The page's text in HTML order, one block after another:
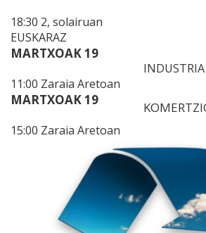
18:30 2, solairuan
EUSKARAZ
MARTXOAK 19
11:00 Zaraia Aretoan
INDUSTRIA
MARTXOAK 19
15:00 Zaraia Aretoan